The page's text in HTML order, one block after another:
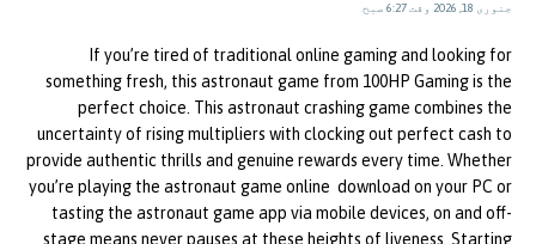
جنوری 18, 2026 وقت 6:27 صبح
If you’re tired of traditional online gaming and looking for
something fresh, this astronaut game from 100HP Gaming is the
perfect choice. This astronaut crashing game combines the
uncertainty of rising multipliers with clocking out perfect cash to
provide authentic thrills and genuine rewards every time. Whether
you’re playing the astronaut game online download on your PC or
tasting the astronaut game app via mobile devices, on and off-
stage means never pauses at these heights of liveness. Starting